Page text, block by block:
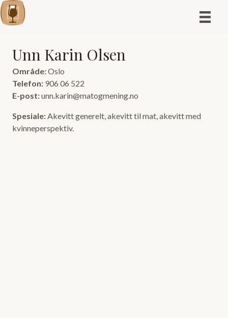
Unn Karin Olsen
Område:Oslo
Telefon: 906 06 522
E-post:unn.karin@matogmening.no
Spesiale:Akevitt generelt, akevitt til mat, akevitt med
kvinneperspektiv.